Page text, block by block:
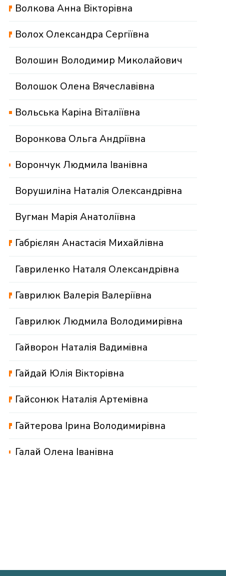
Волкова Анна Вікторівна
Волох Олександра Сергіївна
Волошин Володимир Миколайович
Волошок Олена Вячеславівна
Вольська Каріна Віталіївна
Воронкова Ольга Андріївна
Ворончук Людмила Іванівна
Ворушиліна Наталія Олександрівна
Вугман Марія Анатоліївна
Габрієлян Анастасія Михайлівна
Гавриленко Наталя Олександрівна
Гаврилюк Валерія Валеріївна
Гаврилюк Людмила Володимирівна
Гайворон Наталія Вадимівна
Гайдай Юлія Вікторівна
Гайсонюк Наталія Артемівна
Гайтерова Ірина Володимирівна
Галай Олена Іванівна